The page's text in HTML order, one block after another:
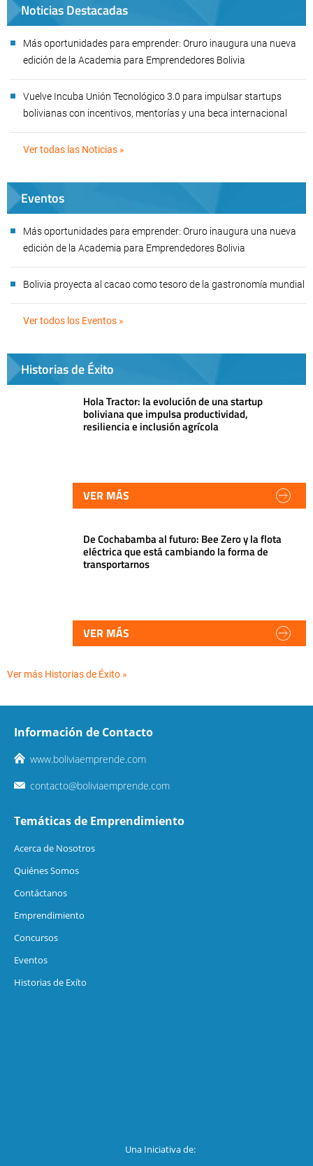
Noticias Destacadas
Más oportunidades para emprender: Oruro inaugura una nueva
edición de la Academia para Emprendedores Bolivia
Vuelve Incuba Unión Tecnológico 3.0 para impulsar startups
bolivianas con incentivos, mentorías y una beca internacional
Ver todas las Noticias »
Eventos
Más oportunidades para emprender: Oruro inaugura una nueva
edición de la Academia para Emprendedores Bolivia
Bolivia proyecta al cacao como tesoro de la gastronomía mundial
Ver todos los Eventos »
Historias de Éxito
Hola Tractor: la evolución de una startup
boliviana que impulsa productividad,
resiliencia e inclusión agrícola
VER MÁS
De Cochabamba al futuro: Bee Zero y la flota
eléctrica que está cambiando la forma de
transportarnos
VER MÁS
Ver más Historias de Éxito »
Información de Contacto
www.boliviaemprende.com
contacto@boliviaemprende.com
Temáticas de Emprendimiento
Acerca de Nosotros
Quiénes Somos
Contáctanos
Emprendimiento
Concursos
Eventos
Historias de Exíto
Una Iniciativa de: